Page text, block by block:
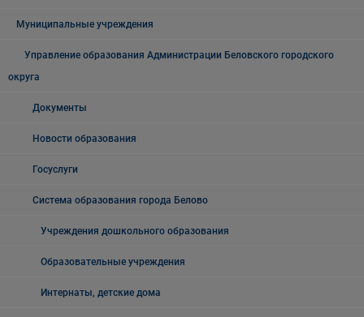
Муниципальные учреждения
Управление образования Администрации Беловского городского
округа
Документы
Новости образования
Госуслуги
Система образования города Белово
Учреждения дошкольного образования
Образовательные учреждения
Интернаты, детские дома